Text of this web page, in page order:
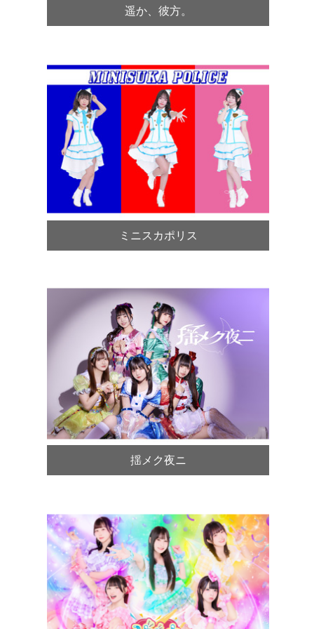
遥か、彼方。
ミニスカポリス
揺メク夜ニ